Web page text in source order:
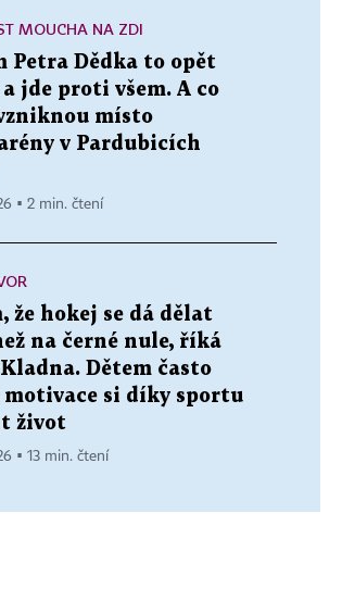
MOUCHA NA ZDI
Petra Dědka to opět
jde proti všem. A co
místo
v Pardubicích
▪ 2 min. čtení
že hokej se dá dělat
na černé nule, říká
Dětem často
motivace si díky sportu
život
▪ 13 min. čtení